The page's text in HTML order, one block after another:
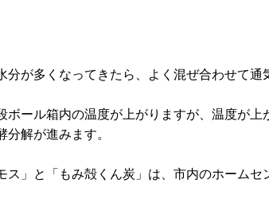
多くなってきたら、よく混ぜ合わせて通
ル箱内の温度が上がりますが、温度が上
分解が進みます。
と「もみ殻くん炭」は、市内のホームセン